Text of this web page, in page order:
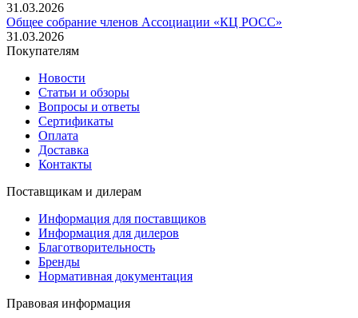
31.03.2026
Общее собрание членов Ассоциации «КЦ РОСС»
31.03.2026
Покупателям
Новости
Статьи и обзоры
Вопросы и ответы
Сертификаты
Оплата
Доставка
Контакты
Поставщикам и дилерам
Информация для поставщиков
Информация для дилеров
Благотворительность
Бренды
Нормативная документация
Правовая информация